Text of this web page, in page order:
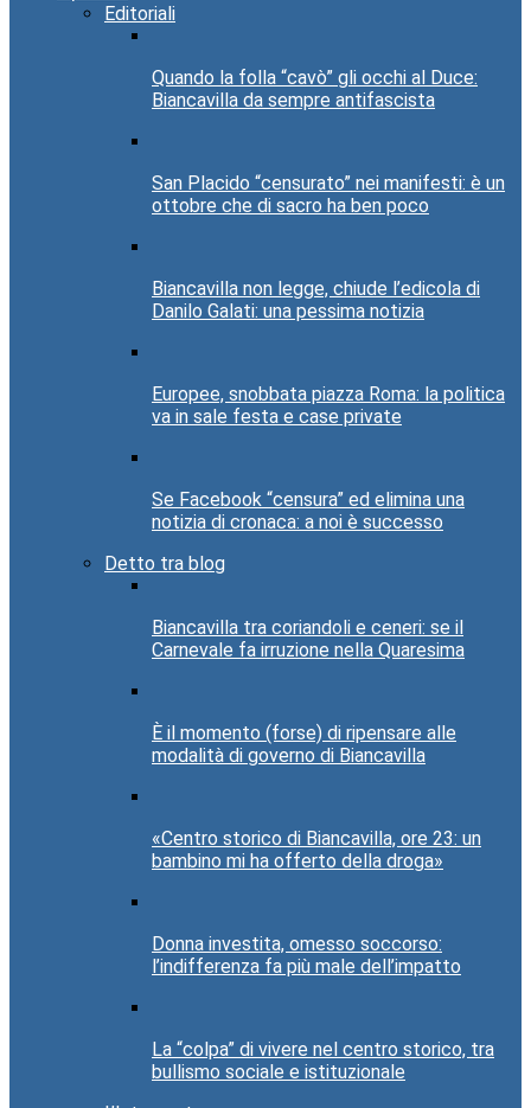
Editoriali
Quando la folla “cavò” gli occhi al Duce:
Biancavilla da sempre antifascista
San Placido “censurato” nei manifesti: è un
ottobre che di sacro ha ben poco
Biancavilla non legge, chiude l’edicola di
Danilo Galati: una pessima notizia
Europee, snobbata piazza Roma: la politica
va in sale festa e case private
Se Facebook “censura” ed elimina una
notizia di cronaca: a noi è successo
Detto tra blog
Biancavilla tra coriandoli e ceneri: se il
Carnevale fa irruzione nella Quaresima
È il momento (forse) di ripensare alle
modalità di governo di Biancavilla
«Centro storico di Biancavilla, ore 23: un
bambino mi ha offerto della droga»
Donna investita, omesso soccorso:
l’indifferenza fa più male dell’impatto
La “colpa” di vivere nel centro storico, tra
bullismo sociale e istituzionale